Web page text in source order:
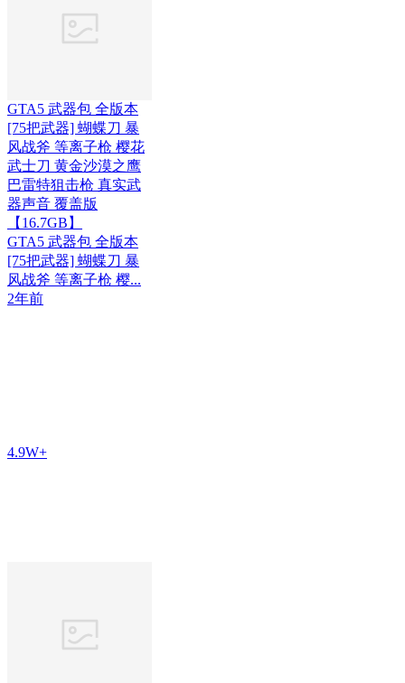
GTA5 武器包 全版本
[75把武器] 蝴蝶刀 暴
风战斧 等离子枪 樱花
武士刀 黄金沙漠之鹰
巴雷特狙击枪 真实武
器声音 覆盖版
【16.7GB】
GTA5 武器包 全版本
[75把武器] 蝴蝶刀 暴
风战斧 等离子枪 樱...
2年前
4.9W+